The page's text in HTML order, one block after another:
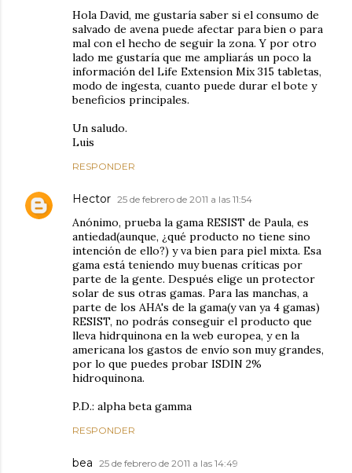
Hola David, me gustaría saber si el consumo de
salvado de avena puede afectar para bien o para
mal con el hecho de seguir la zona. Y por otro
lado me gustaría que me ampliarás un poco la
información del Life Extension Mix 315 tabletas,
modo de ingesta, cuanto puede durar el bote y
beneficios principales.
Un saludo.
Luis
RESPONDER
Hector 25 de febrero de 2011 a las 11:54
Anónimo, prueba la gama RESIST de Paula, es
antiedad(aunque, ¿qué producto no tiene sino
intención de ello?) y va bien para piel mixta. Esa
gama está teniendo muy buenas críticas por
parte de la gente. Después elige un protector
solar de sus otras gamas. Para las manchas, a
parte de los AHA's de la gama(y van ya 4 gamas)
RESIST, no podrás conseguir el producto que
lleva hidrquinona en la web europea, y en la
americana los gastos de envío son muy grandes,
por lo que puedes probar ISDIN 2%
hidroquinona.
P.D.: alpha beta gamma
RESPONDER
bea 25 de febrero de 2011 a las 14:49